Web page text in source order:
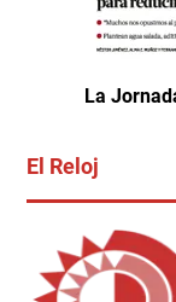
La
El Reloj